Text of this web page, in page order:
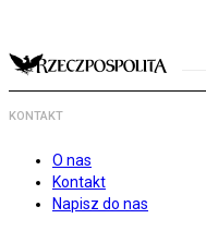
KONTAKT
O nas
Kontakt
Napisz do nas